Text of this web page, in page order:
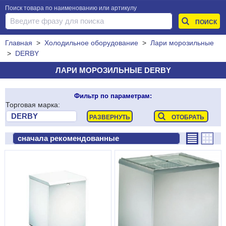
Поиск товара по наименованию или артикулу
Главная > Холодильное оборудование > Лари морозильные
> DERBY
ЛАРИ МОРОЗИЛЬНЫЕ DERBY
Фильтр по параметрам:
Торговая марка: